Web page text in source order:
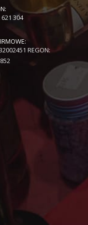
304
REGON: